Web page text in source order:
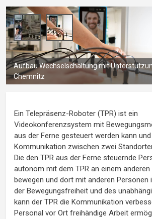
Aufbau Wechselschaltung mit
Chemnitz
Ein Telepräsenz-Roboter (TPR) ist ein
Videokonferenzsystem mit
aus der Ferne gesteuert werden kann und
Kommunikation zwischen zwei
Die den TPR aus der Ferne steuernde
autonom mit dem TPR an einem
bewegen und dort mit anderen Personen
der Bewegungsfreiheit und des
kann der TPR die Kommunikation
Personal vor Ort freihändige Arbeit